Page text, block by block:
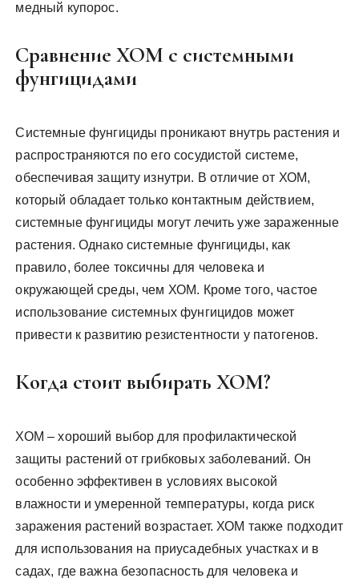
медный купорос.
Сравнение ХОМ с системными
фунгицидами
Системные фунгициды проникают внутрь растения и
распространяются по его сосудистой системе,
обеспечивая защиту изнутри. В отличие от ХОМ,
который обладает только контактным действием,
системные фунгициды могут лечить уже зараженные
растения. Однако системные фунгициды, как
правило, более токсичны для человека и
окружающей среды, чем ХОМ. Кроме того, частое
использование системных фунгицидов может
привести к развитию резистентности у патогенов.
Когда стоит выбирать ХОМ?
ХОМ – хороший выбор для профилактической
защиты растений от грибковых заболеваний. Он
особенно эффективен в условиях высокой
влажности и умеренной температуры, когда риск
заражения растений возрастает. ХОМ также подходит
для использования на приусадебных участках и в
садах, где важна безопасность для человека и